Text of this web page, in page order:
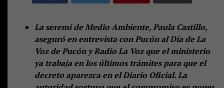
La seremi de Medio Ambiente, Paula Castillo,
aseguró en entrevista con Pucón al Día de La
Voz de Pucón y Radio La Voz que el ministerio
ya trabaja en los últimos trámites para que el
decreto aparezca en el Diario Oficial. La